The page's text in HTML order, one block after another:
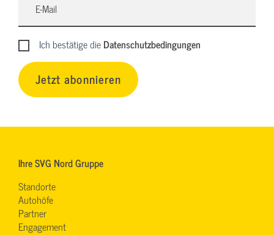
Ich bestätige dieDatenschutzbedingungen
Jetzt abonnieren
Ihre SVG Nord Gruppe
Standorte
Autohöfe
Partner
Engagement